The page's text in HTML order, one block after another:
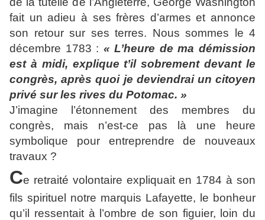
fait un adieu à ses frères d’armes et annonce
son retour sur ses terres. Nous sommes le 4
décembre 1783 : « L’heure de ma démission
est à midi, explique t’il sobrement devant le
congrès, après quoi je deviendrai un citoyen
privé sur les rives du Potomac. »
J’imagine l’étonnement des membres du
congrès, mais n’est-ce pas là une heure
symbolique pour entreprendre de nouveaux
travaux ?
Ce retraité volontaire expliquait en 1784 à son
fils spirituel notre marquis Lafayette, le bonheur
qu’il ressentait à l’ombre de son figuier, loin du